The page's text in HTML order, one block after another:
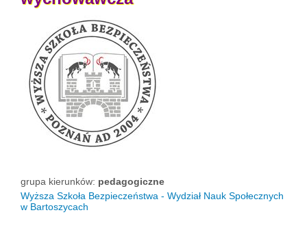
grupa kierunków: pedagogiczne
Wyższa Szkoła Bezpieczeństwa - Wydział Nauk Społecznych
w Bartoszycach